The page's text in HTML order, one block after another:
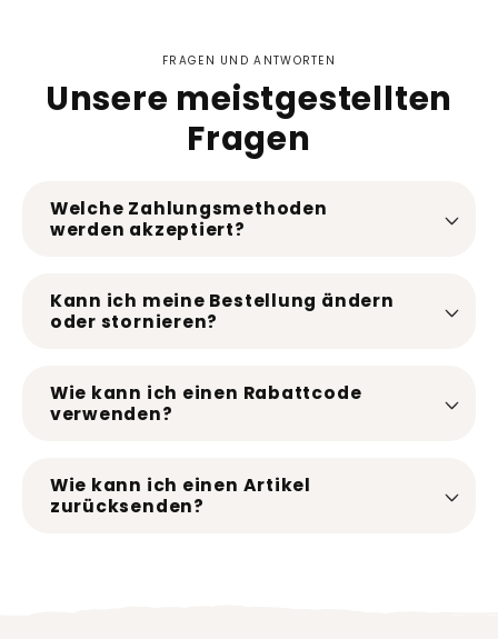
FRAGEN UND ANTWORTEN
Unsere meistgestellten
Fragen
Welche Zahlungsmethoden
werden akzeptiert?
Kann ich meine Bestellung ändern
oder stornieren?
Wie kann ich einen Rabattcode
verwenden?
Wie kann ich einen Artikel
zurücksenden?